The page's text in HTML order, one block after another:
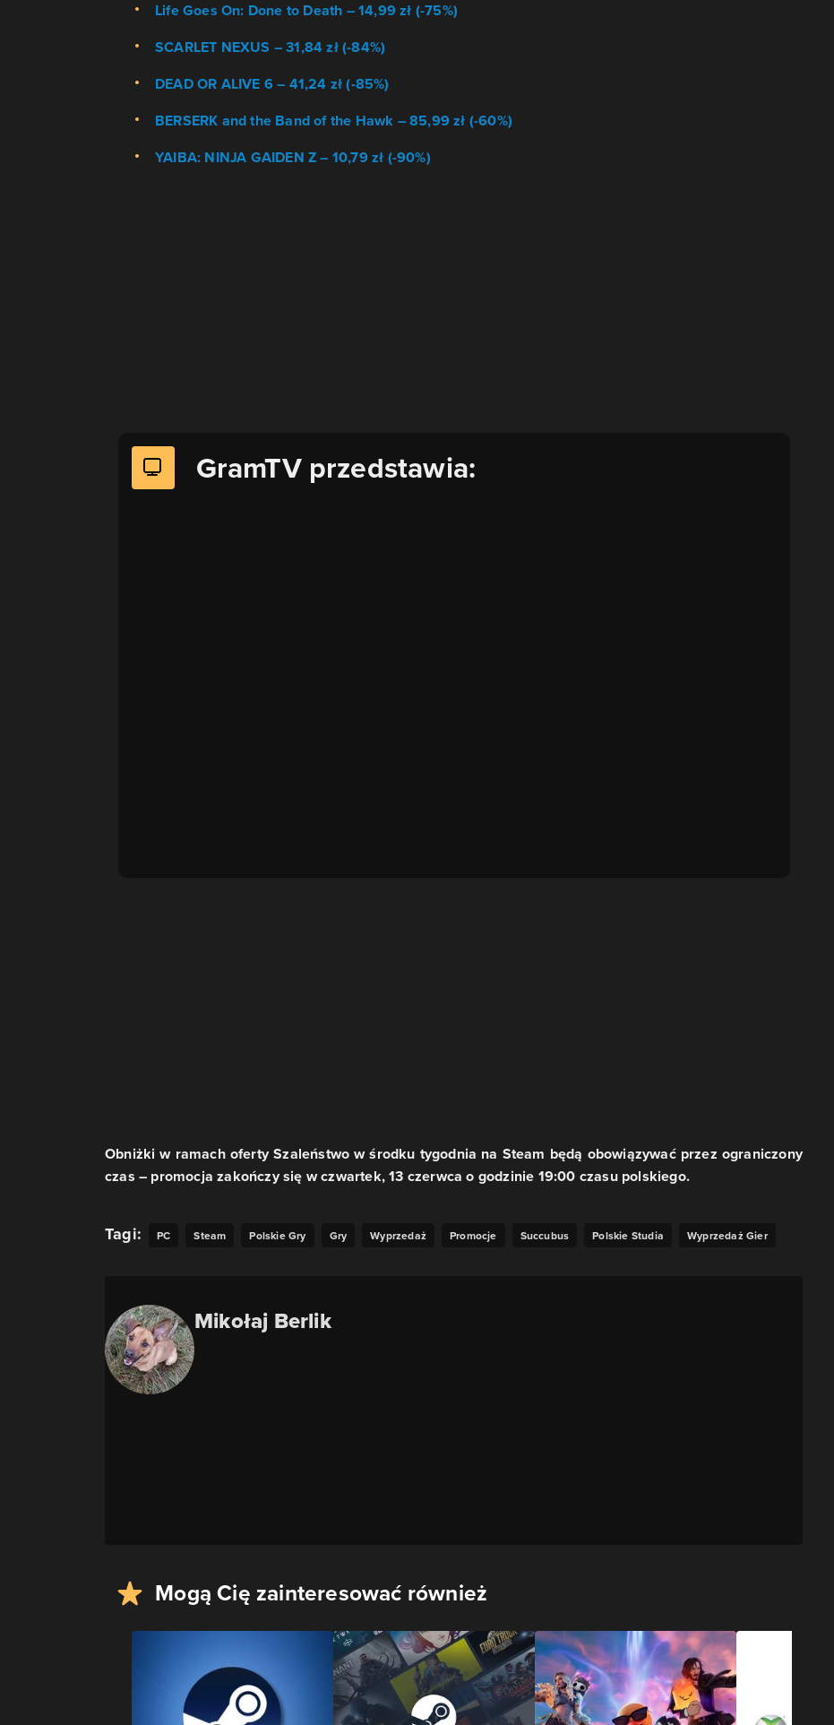
Life Goes On: Done to Death – 14,99 zł (-75%)
SCARLET NEXUS – 31,84 zł (-84%)
DEAD OR ALIVE 6 – 41,24 zł (-85%)
BERSERK and the Band of the Hawk – 85,99 zł (-60%)
YAIBA: NINJA GAIDEN Z – 10,79 zł (-90%)
GramTV przedstawia:
Obniżki w ramach oferty Szaleństwo w środku tygodnia na Steam będą obowiązywać przez ograniczony
czas – promocja zakończy się w czwartek, 13 czerwca o godzinie 19:00 czasu polskiego.
Tagi: PC Steam Polskie Gry Gry Wyprzedaż Promocje Succubus Polskie Studia Wyprzedaż Gier
Mikołaj Berlik
Mogą Cię zainteresować również